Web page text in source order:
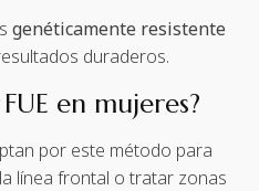
genéticamente resistente
duraderos.
en mujeres?
por este método para
línea frontal o tratar zonas